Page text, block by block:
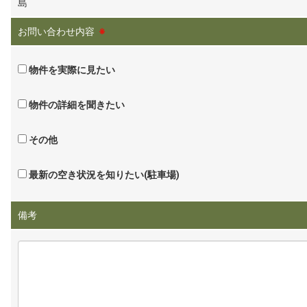
島
お問い合わせ内容 ※
物件を実際に見たい
物件の詳細を聞きたい
その他
最新の空き状況を知りたい(駐車場)
備考